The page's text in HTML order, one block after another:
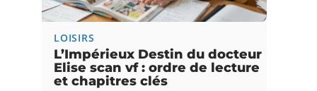
LOISIRS
L’Impérieux Destin du docteur
Elise scan vf : ordre de lecture
et chapitres clés